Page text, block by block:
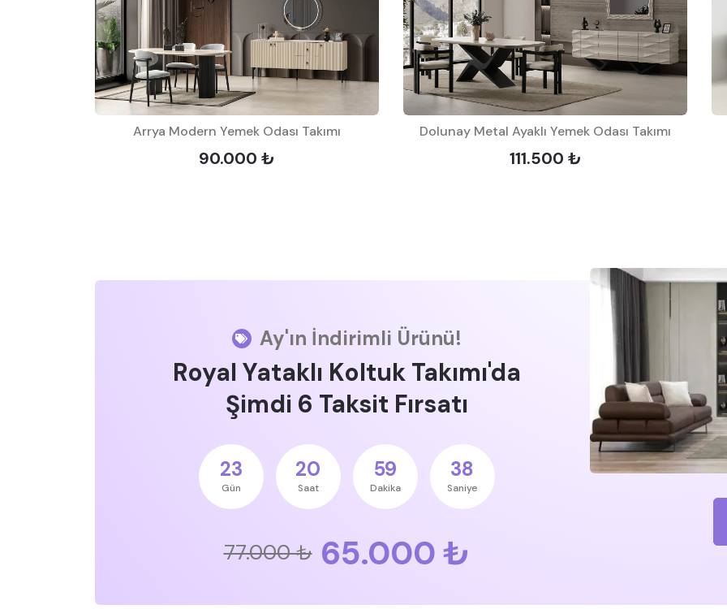
Arrya Modern Yemek Odası Takımı
90.000 ₺
Dolunay Metal Ayaklı Yemek Odası Takımı
111.500 ₺
Ay'ın İndirimli Ürünü!
Royal Yataklı Koltuk Takımı'da
Şimdi 6 Taksit Fırsatı
23
Gün
20
Saat
59
Dakika
37
Saniye
77.000 ₺ 65.000 ₺